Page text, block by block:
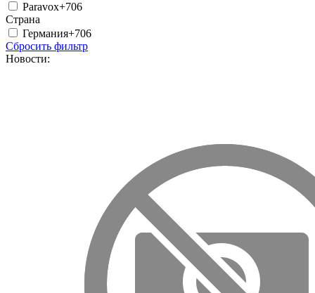
Paravox+706
Страна
Германия+706
Сбросить фильтр
Новости: